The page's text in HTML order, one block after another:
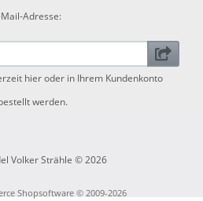
Mail-Adresse:
hier oder in Ihrem Kundenkonto
werden.
Volker Strähle © 2026
Shopsoftware © 2009-2026